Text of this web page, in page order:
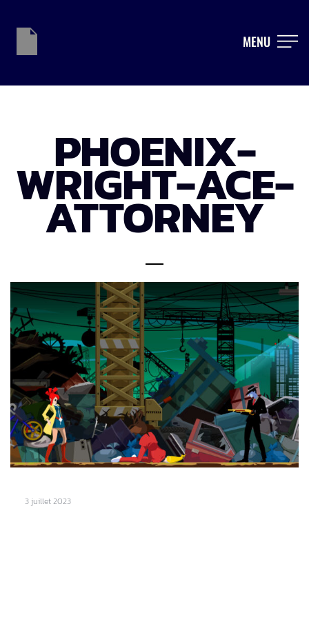
MENU
PHOENIX-
WRIGHT-ACE-
ATTORNEY
3 juillet 2023